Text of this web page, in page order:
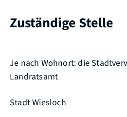
Zuständige Stelle
Je nach Wohnort: die
Landratsamt
Stadt Wiesloch